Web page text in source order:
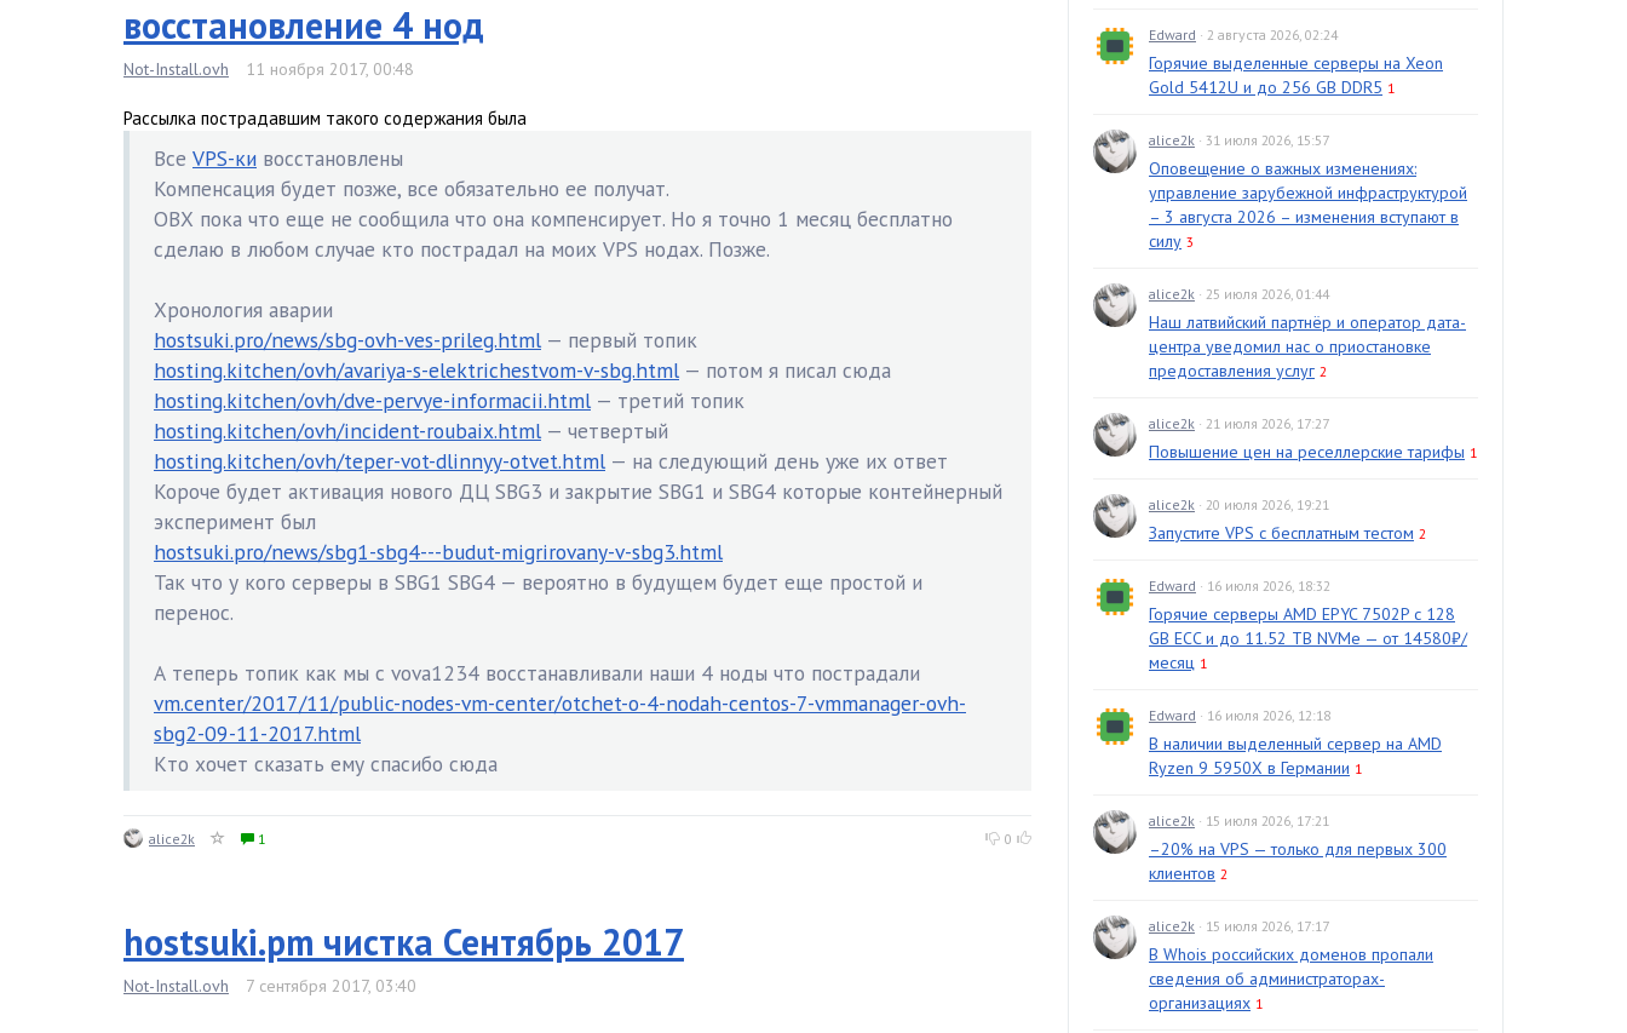
восстановление 4 нод
Not-Install.ovh 11 ноября 2017, 00:48
Рассылка пострадавшим такого содержания была
Все VPS-ки восстановлены
Компенсация будет позже, все обязательно ее получат.
ОВХ пока что еще не сообщила что она компенсирует. Но я точно 1 месяц бесплатно
сделаю в любом случае кто пострадал на моих VPS нодах. Позже.
Хронология аварии
hostsuki.pro/news/sbg-ovh-ves-prileg.html — первый топик
hosting.kitchen/ovh/avariya-s-elektrichestvom-v-sbg.html — потом я писал сюда
hosting.kitchen/ovh/dve-pervye-informacii.html — третий топик
hosting.kitchen/ovh/incident-roubaix.html — четвертый
hosting.kitchen/ovh/teper-vot-dlinnyy-otvet.html — на следующий день уже их ответ
Короче будет активация нового ДЦ SBG3 и закрытие SBG1 и SBG4 которые контейнерный
эксперимент был
hostsuki.pro/news/sbg1-sbg4---budut-migrirovany-v-sbg3.html
Так что у кого серверы в SBG1 SBG4 — вероятно в будущем будет еще простой и
перенос.
А теперь топик как мы с vova1234 восстанавливали наши 4 ноды что пострадали
vm.center/2017/11/public-nodes-vm-center/otchet-o-4-nodah-centos-7-vmmanager-ovh-
sbg2-09-11-2017.html
Кто хочет сказать ему спасибо сюда
alice2k 1 0
hostsuki.pm чистка Сентябрь 2017
Not-Install.ovh 7 сентября 2017, 03:40
Edward · 2 августа 2026, 02:24
Горячие выделенные серверы на Xeon
Gold 5412U и до 256 GB DDR5 1
alice2k · 31 июля 2026, 15:57
Оповещение о важных изменениях:
управление зарубежной инфраструктурой
– 3 августа 2026 – изменения вступают в
силу 3
alice2k · 25 июля 2026, 01:44
Наш латвийский партнёр и оператор дата-
центра уведомил нас о приостановке
предоставления услуг 2
alice2k · 21 июля 2026, 17:27
Повышение цен на реселлерские тарифы 1
alice2k · 20 июля 2026, 19:21
Запустите VPS с бесплатным тестом 2
Edward · 16 июля 2026, 18:32
Горячие серверы AMD EPYC 7502P с 128
GB ECC и до 11.52 TB NVMe — от 14580₽/
месяц 1
Edward · 16 июля 2026, 12:18
В наличии выделенный сервер на AMD
Ryzen 9 5950X в Германии 1
alice2k · 15 июля 2026, 17:21
–20% на VPS — только для первых 300
клиентов 2
alice2k · 15 июля 2026, 17:17
В Whois российских доменов пропали
сведения об администраторах-
организациях 1